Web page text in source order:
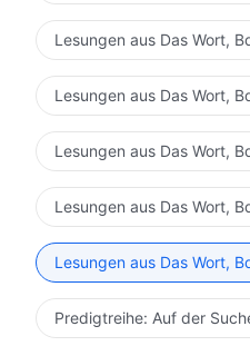
Lesungen aus Das Wort,
Lesungen aus Das Wort,
Lesungen aus Das Wort,
Lesungen aus Das Wort,
Lesungen aus Das Wort,
Predigtreihe: Auf der